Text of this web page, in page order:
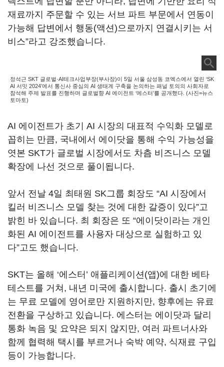
재료까지 주문할 수 있는 서브 파트 부문에서 연동이
가능해 답변에서 행동(액션)으로까지 연결시키는 서
비스”라고 강조했습니다.
정석근 SKT 글로벌·AI테크사업부장(부사장)이 5일 서울 삼성동 코엑스에서 열린 ‘SK
AI 서밋 2024’에서 통신사 중심의 AI 생태계 구축을 논의하는 패널 토의의 사회자로
참석해 주제 발표를 진행하며 글로벌향 AI 에이전트 ‘에스터’를 공개했다. (사진=뉴스
토마토)
AI 에이전트가 초기 AI 시장의 대표적 수익화 모델로
꼽히는 만큼, 국내에서 에이닷을 통해 수익 가능성을
엿본 SKT가 글로벌 시장에서도 차츰 비즈니스 모델
확장에 나선 것으로 풀이됩니다.
앞서 전날 4일 최태원 SK그룹 회장도 “AI 시장에서
킬러 비즈니스 모델 찾는 것에 대한 갈증이 있다”고
밝힌 바 있습니다. 최 회장은 또 “에이닷이라는 개인
화된 AI 에이전트를 사용자 대상으로 실험하고 있
다”고도 했습니다.
SKT는 올해 ‘에스터’ 애플리케이션(앱)에 대한 베타
테스트를 거쳐, 내년 미국에 출시합니다. 출시 초기에
는 무료 모델에 영어로만 지원하지만, 향후에는 유료
전환을 구상하고 있습니다. 에스터는 에이닷과 달리
통화 녹음 및 요약은 되지 않지만, 여러 파트너사와
함께 협력해 택시를 부르거나 숙박 예약, 식재료 구입
등이 가능합니다.